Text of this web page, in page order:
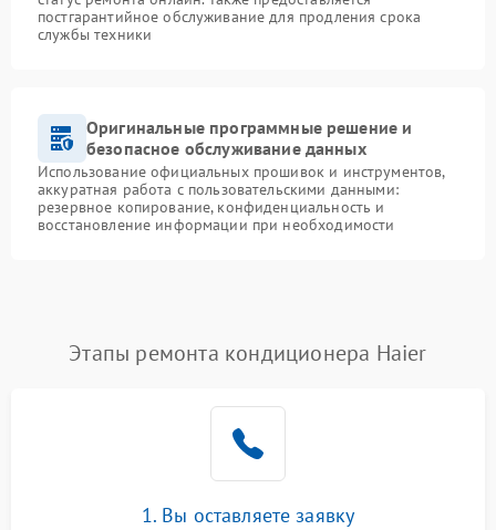
постгарантийное обслуживание для продления срока
службы техники
Оригинальные программные решение и
безопасное обслуживание данных
Использование официальных прошивок и инструментов,
аккуратная работа с пользовательскими данными:
резервное копирование, конфиденциальность и
восстановление информации при необходимости
Этапы ремонта кондиционера Haier
1. Вы оставляете заявку